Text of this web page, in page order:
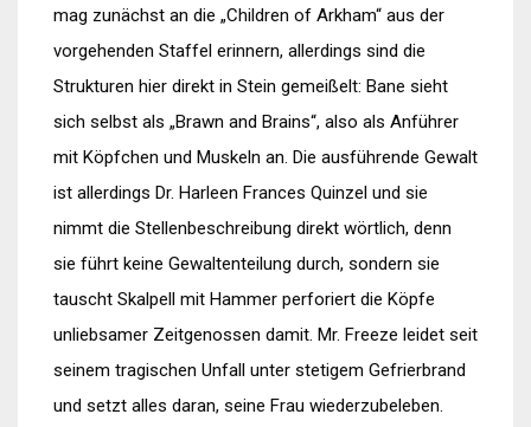
mag zunächst an die „Children of Arkham“ aus der
vorgehenden Staffel erinnern, allerdings sind die
Strukturen hier direkt in Stein gemeißelt: Bane sieht
sich selbst als „Brawn and Brains“, also als Anführer
mit Köpfchen und Muskeln an. Die ausführende Gewalt
ist allerdings Dr. Harleen Frances Quinzel und sie
nimmt die Stellenbeschreibung direkt wörtlich, denn
sie führt keine Gewaltenteilung durch, sondern sie
tauscht Skalpell mit Hammer perforiert die Köpfe
unliebsamer Zeitgenossen damit. Mr. Freeze leidet seit
seinem tragischen Unfall unter stetigem Gefrierbrand
und setzt alles daran, seine Frau wiederzubeleben.